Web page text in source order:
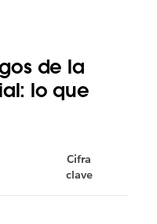
de la
lo que
Cifra
clave